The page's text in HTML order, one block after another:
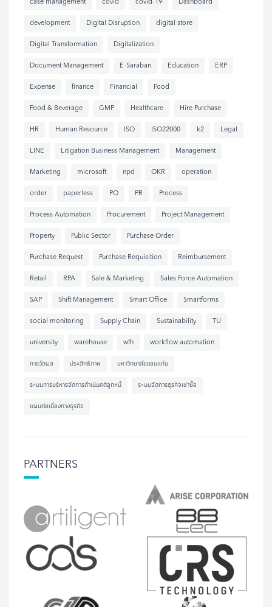
case management covid covid-19 Dashboard
development Digital Disruption digital store
Digital Transformation Digitalization
Document Management E-Saraban Education ERP
Expense finance Financial Food
Food & Beverage GMP Healthcare Hire Purchase
HR Human Resource ISO ISO22000 k2 Legal
LINE Litigation Business Management Management
Marketing microsoft npd OKR operation
order paperless PO PR Process
Process Automation Procurement Project Management
Property Public Sector Purchase Order
Purchase Request Purchase Requisition Reimbursement
Retail RPA Sale & Marketing Sales Force Automation
SAP Shift Management Smart Office Smartforms
social monitoring Supply Chain Sustainability TU
university warehouse wfh workflow automation
การวัดผล ประสิทธิภาพ มหาวิทยาลัยขอนแก่น
ระบบการบริหารจัดการดำเนินคดีลูกหนี้ ระบบจัดการธุรกิจเช่าซื้อ
แผนต่อเนื่องทางธุรกิจ
PARTNERS